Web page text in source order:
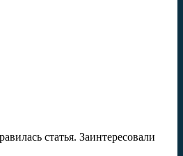
статья. Заинтересовали